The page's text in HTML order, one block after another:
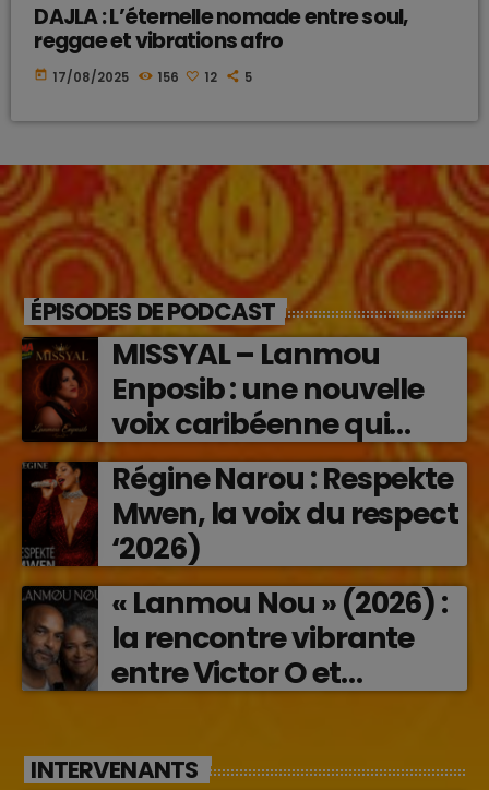
DAJLA : L’éternelle nomade entre soul,
reggae et vibrations afro
today 17/08/2025 156 12 5
ÉPISODES DE PODCAST
MISSYAL – Lanmou
Enposib : une nouvelle
voix caribéenne qui
transforme les émotions
en musique (2026)
Régine Narou : Respekte
Mwen, la voix du respect
‘2026)
« Lanmou Nou » (2026) :
la rencontre vibrante
entre Victor O et
INTERVENANTS